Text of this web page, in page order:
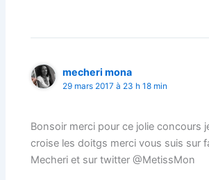
mecheri mona
29 mars 2017 à 23 h 18 min
Bonsoir merci pour ce jolie concours
croise les doitgs merci vous suis sur
Mecheri et sur twitter @MetissMon